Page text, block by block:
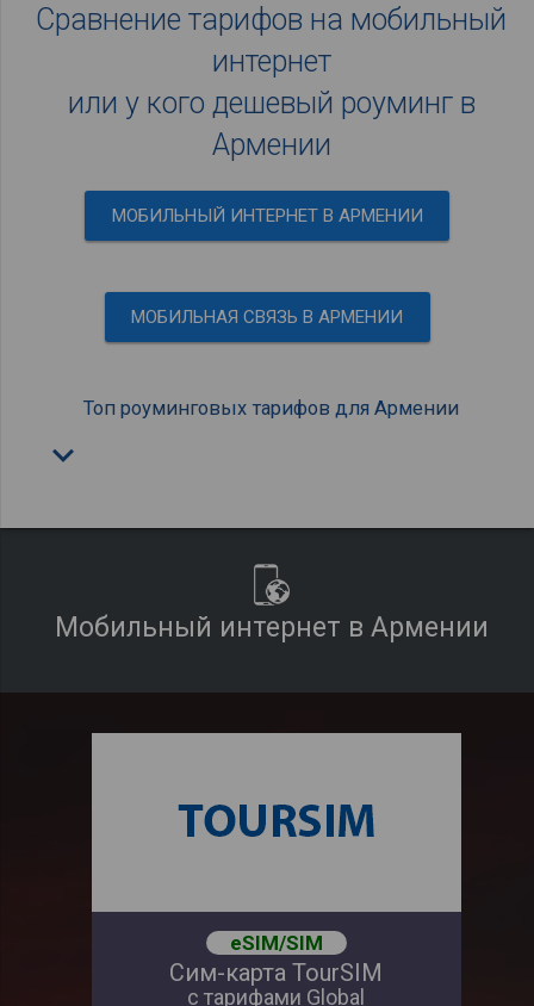
Сравнение тарифов на мобильный
интернет
или у кого дешевый роуминг в
Армении
МОБИЛЬНЫЙ ИНТЕРНЕТ В АРМЕНИИ
МОБИЛЬНАЯ СВЯЗЬ В АРМЕНИИ
Топ роуминговых тарифов для Армении
keyboard_arrow_down
Мобильный интернет в Армении
eSIM/SIM
Сим-карта TourSIM
с тарифами Global